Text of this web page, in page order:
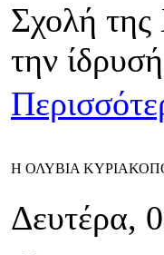
Σχολή
την
Η ΟΛΥΒΙΑ
Δευτέρα,